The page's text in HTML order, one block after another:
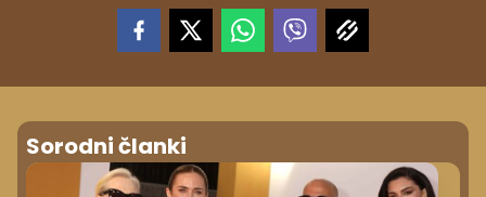
Sorodni članki